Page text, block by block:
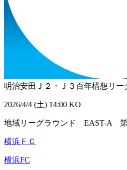
明治安田Ｊ２・Ｊ３百年構想リー
2026/4/4 (土) 14:00 KO
地域リーグラウンド EAST-A
横浜ＦＣ
横浜FC